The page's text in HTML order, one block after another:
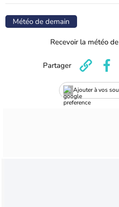
Météo de demain
Recevoir la météo
Ajouter à vos
Partager